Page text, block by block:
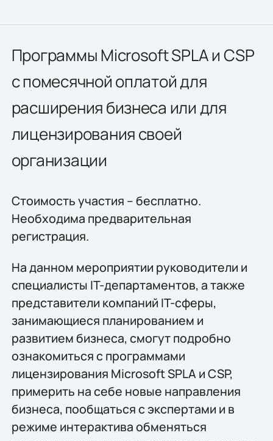
Программы Microsoft SPLA и CSP
с помесячной оплатой для
расширения бизнеса или для
лицензирования своей
организации
Стоимость участия – бесплатно.
Необходима предварительная
регистрация.
На данном мероприятии руководители и
специалисты IT-департаментов, а также
представители компаний IT-сферы,
занимающиеся планированием и
развитием бизнеса, смогут подробно
ознакомиться с программами
лицензирования Microsoft SPLA и CSP,
примерить на себе новые направления
бизнеса, пообщаться с экспертами и в
режиме интерактива обменяться